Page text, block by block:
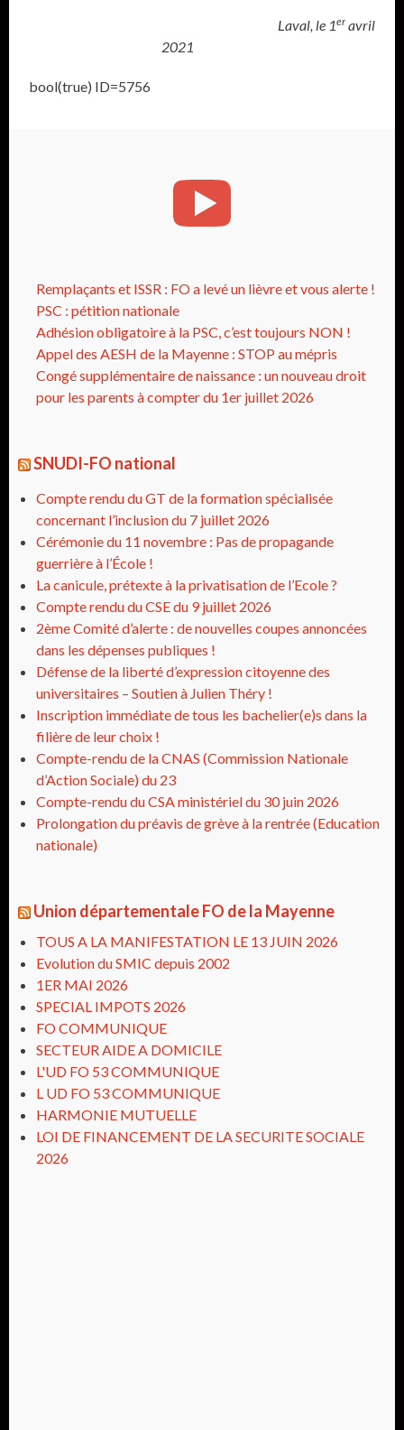
Laval, le 1eravril
2021
bool(true) ID=5756
Remplaçants et ISSR : FO a levé un lièvre et vous alerte !
PSC : pétition nationale
Adhésion obligatoire à la PSC, c’est toujours NON !
Appel des AESH de la Mayenne : STOP au mépris
Congé supplémentaire de naissance : un nouveau droit
pour les parents à compter du 1er juillet 2026
SNUDI-FO national
Compte rendu du GT de la formation spécialisée
concernant l’inclusion du 7 juillet 2026
Cérémonie du 11 novembre : Pas de propagande
guerrière à l’École !
La canicule, prétexte à la privatisation de l’Ecole ?
Compte rendu du CSE du 9 juillet 2026
2ème Comité d’alerte : de nouvelles coupes annoncées
dans les dépenses publiques !
Défense de la liberté d’expression citoyenne des
universitaires – Soutien à Julien Théry !
Inscription immédiate de tous les bachelier(e)s dans la
filière de leur choix !
Compte-rendu de la CNAS (Commission Nationale
d’Action Sociale) du 23
Compte-rendu du CSA ministériel du 30 juin 2026
Prolongation du préavis de grève à la rentrée (Education
nationale)
Union départementale FO de la Mayenne
TOUS A LA MANIFESTATION LE 13 JUIN 2026
Evolution du SMIC depuis 2002
1ER MAI 2026
SPECIAL IMPOTS 2026
FO COMMUNIQUE
SECTEUR AIDE A DOMICILE
L'UD FO 53 COMMUNIQUE
L UD FO 53 COMMUNIQUE
HARMONIE MUTUELLE
LOI DE FINANCEMENT DE LA SECURITE SOCIALE
2026